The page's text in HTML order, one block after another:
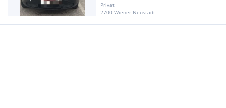
Privat
2700 Wiener Neustadt